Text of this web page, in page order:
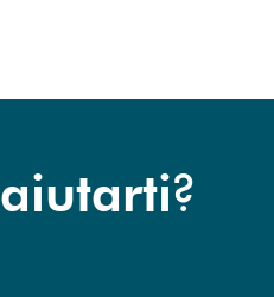
aiutarti?